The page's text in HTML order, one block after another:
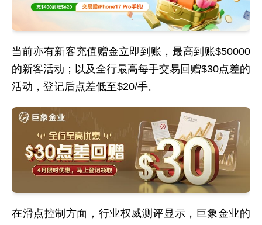
当前亦有新客充值赠金立即到账，最高到账$50000
的新客活动；以及全行最高每手交易回赠$30点差的
活动，登记后点差低至$20/手。
在滑点控制方面，行业权威测评显示，巨象金业的